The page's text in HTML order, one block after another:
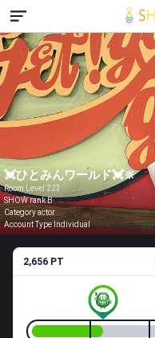
💓ひとみんワールド💓🔆
Room Level 223
SHOW rank B
Category actor
Account Type Individual
2,656 PT